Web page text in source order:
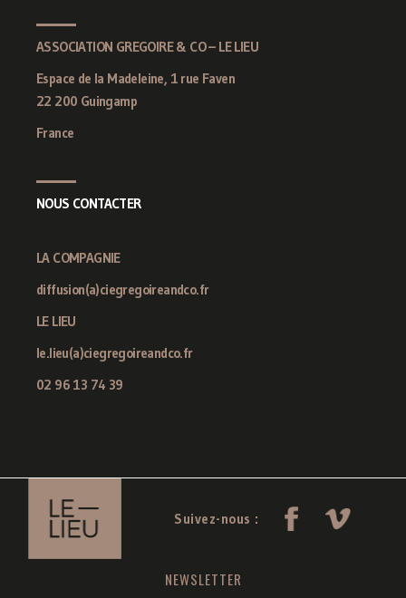
ASSOCIATION GREGOIRE & CO – LE LIEU
Espace de la Madeleine, 1 rue Faven
22 200 Guingamp
France
NOUS CONTACTER
LA COMPAGNIE
diffusion(a)ciegregoireandco.fr
LE LIEU
le.lieu(a)ciegregoireandco.fr
02 96 13 74 39
Suivez-nous :
NEWSLETTER